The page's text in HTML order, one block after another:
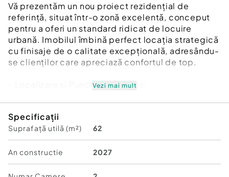
Vă prezentăm un nou proiect rezidențial de
referință, situat într-o zonă excelentă, conceput
pentru a oferi un standard ridicat de locuire
urbană. Imobilul îmbină perfect locația strategică
cu finisaje de o calitate excepțională, adresându-
se clienților care apreciază confortul de top.
- Localizare și Puncte de Interes:
- Recreere și cumpărături:
La doar câțiva pași de Parcul Sebastian și Vulcan
Value Centre.
-Conectivitate:
Vezi mai mult
Specificații
Suprafață utilă (m²) 62
An constructie 2027